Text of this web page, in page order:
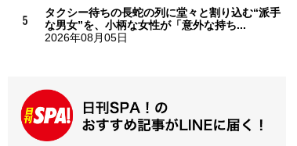
タクシー待ちの長蛇の列に堂々と割り込む“派手
な男女”を、小柄な女性が「意外な持ち...
2026年08月05日